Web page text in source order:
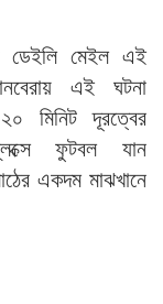
ডেইলি মেইল এই
এই ঘটনা
মিনিট দূরত্বের
ফুটবল যান
একদম মাঝখানে